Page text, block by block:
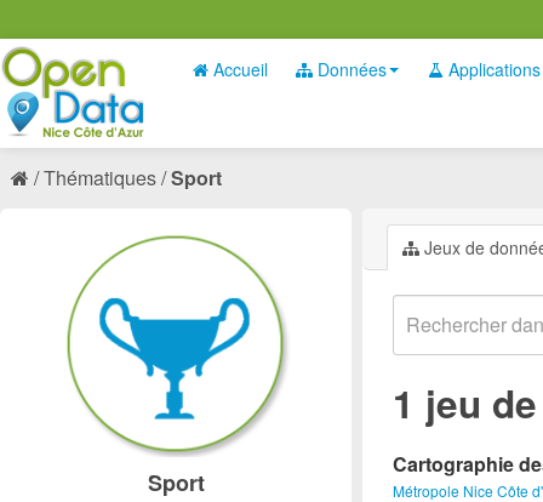
Accueil Données Applications
Thématiques Sport
Jeux de
1 jeu
Cartographie
Métropole Nice Côte
Sport